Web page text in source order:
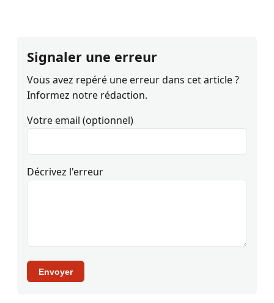
Signaler une erreur
Vous avez repéré une erreur dans cet article ?
Informez notre rédaction.
Votre email (optionnel)
Décrivez l'erreur
Envoyer